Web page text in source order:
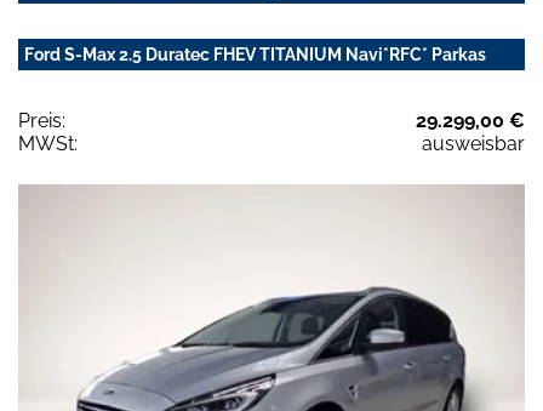
Ford S-Max 2.5 Duratec FHEV TITANIUM Navi*RFC* Parkas
Preis:
29.299,00 €
MWSt:
ausweisbar